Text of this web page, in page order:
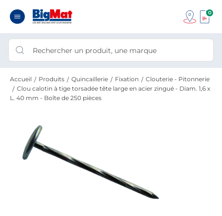
0
Accueil Produits Quincaillerie Fixation
Clouterie - Pitonnerie
Clou calotin à tige torsadée tête large en acier zingué - Diam. 1,6 x
L. 40 mm - Boîte de 250 pièces